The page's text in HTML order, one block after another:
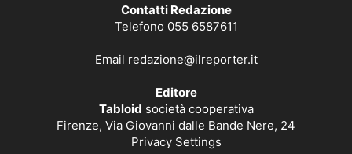
Contatti Redazione
Telefono 055 6587611
Email redazione@ilreporter.it
Editore
Tabloid società cooperativa
Firenze, Via Giovanni dalle Bande Nere, 24
Privacy Settings